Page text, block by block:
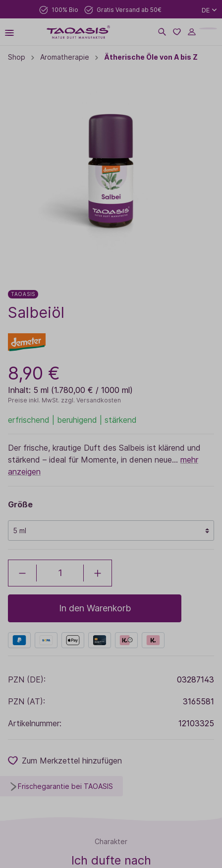
100% Bio Gratis Versand ab 50€ DE
Shop Aromatherapie Ätherische Öle von A bis Z
TAOASIS
Salbeiöl
8,90 €
Inhalt: 5 ml (1.780,00 € / 1000 ml)
Preise inkl. MwSt. zzgl. Versandkosten
erfrischend | beruhigend | stärkend
Der frische, krautige Duft des Salbeis ist klärend und
stärkend – ideal für Momente, in denen neue… mehr
anzeigen
Größe
In den Warenkorb
PZN (DE): 03287143
PZN (AT): 3165581
Artikelnummer: 12103325
Zum Merkzettel hinzufügen
Frischegarantie bei TAOASIS
Charakter
Ich dufte nach